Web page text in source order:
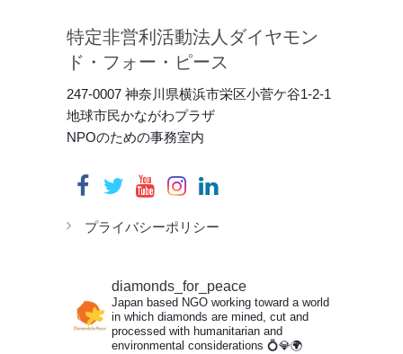
特定非営利活動法人ダイヤモン
ド・フォー・ピース
247-0007 神奈川県横浜市栄区小菅ケ谷1-2-1
地球市民かながわプラザ
NPOのための事務室内
プライバシーポリシー
diamonds_for_peace
Japan based NGO working toward a world
in which diamonds are mined, cut and
processed with humanitarian and
environmental considerations 💍💎🌍